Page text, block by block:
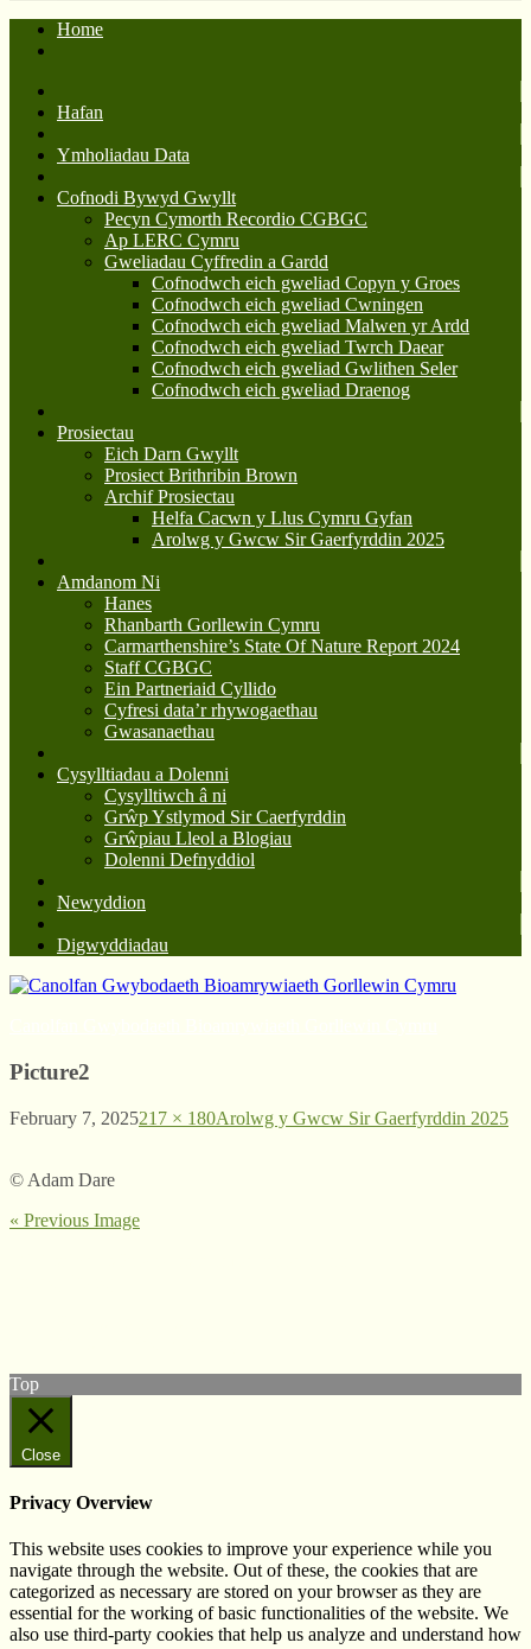
Home
Hafan
Ymholiadau Data
Cofnodi Bywyd Gwyllt
Pecyn Cymorth Recordio CGBGC
Ap LERC Cymru
Gweliadau Cyffredin a Gardd
Cofnodwch eich gweliad Copyn y Groes
Cofnodwch eich gweliad Cwningen
Cofnodwch eich gweliad Malwen yr Ardd
Cofnodwch eich gweliad Twrch Daear
Cofnodwch eich gweliad Gwlithen Seler
Cofnodwch eich gweliad Draenog
Prosiectau
Eich Darn Gwyllt
Prosiect Brithribin Brown
Archif Prosiectau
Helfa Cacwn y Llus Cymru Gyfan
Arolwg y Gwcw Sir Gaerfyrddin 2025
Amdanom Ni
Hanes
Rhanbarth Gorllewin Cymru
Carmarthenshire’s State Of Nature Report 2024
Staff CGBGC
Ein Partneriaid Cyllido
Cyfresi data’r rhywogaethau
Gwasanaethau
Cysylltiadau a Dolenni
Cysylltiwch â ni
Grŵp Ystlymod Sir Caerfyrddin
Grŵpiau Lleol a Blogiau
Dolenni Defnyddiol
Newyddion
Digwyddiadau
Picture2
February 7, 2025217 × 180Arolwg y Gwcw Sir Gaerfyrddin 2025
© Adam Dare
« Previous Image
Top
Close
Privacy Overview
This website uses cookies to improve your experience while you
navigate through the website. Out of these, the cookies that are
categorized as necessary are stored on your browser as they are
essential for the working of basic functionalities of the website. We
also use third-party cookies that help us analyze and understand how